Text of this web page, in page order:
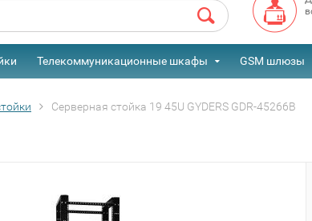
Телекоммуникационные шкафы GSM шлюзы
Серверная стойка 19 45U GYDERS GDR-45266B